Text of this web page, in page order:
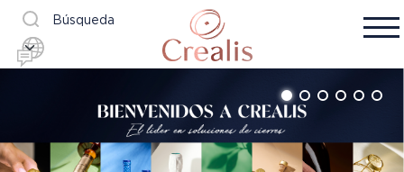
Búsqueda